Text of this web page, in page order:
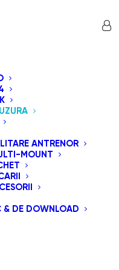
ANTRENOR
MOUNT
& DE DOWNLOAD
Wear oferă o gamă
modului în
GlassOuse.
G-Cap, G-
Big. Fiecare achiziție
a banilor de 15